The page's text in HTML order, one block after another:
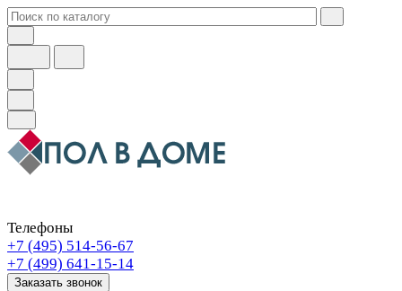
Телефоны
+7 (495) 514-56-67
+7 (499) 641-15-14
Заказать звонок